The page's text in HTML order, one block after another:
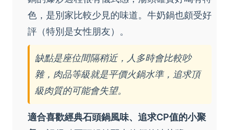
色，是別家比較少見的味道。牛奶鍋也頗受好
評（特別是女性朋友）。
缺點是座位間隔稍近，人多時會比較吵
雜，肉品等級就是平價火鍋水準，追求頂
級肉質的可能會失望。
適合喜歡經典石頭鍋風味、追求CP值的小聚